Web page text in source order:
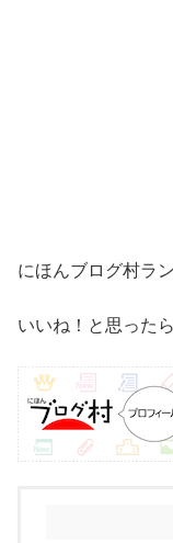
にほんブログ村ラ
いいね！と思った